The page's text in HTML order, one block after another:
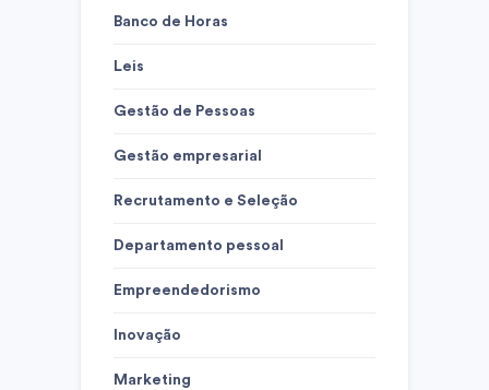
Banco de Horas
Leis
Gestão de Pessoas
Gestão empresarial
Recrutamento e Seleção
Departamento pessoal
Empreendedorismo
Inovação
Marketing